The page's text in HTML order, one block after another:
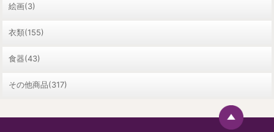
絵画(3)
衣類(155)
食器(43)
その他商品(317)